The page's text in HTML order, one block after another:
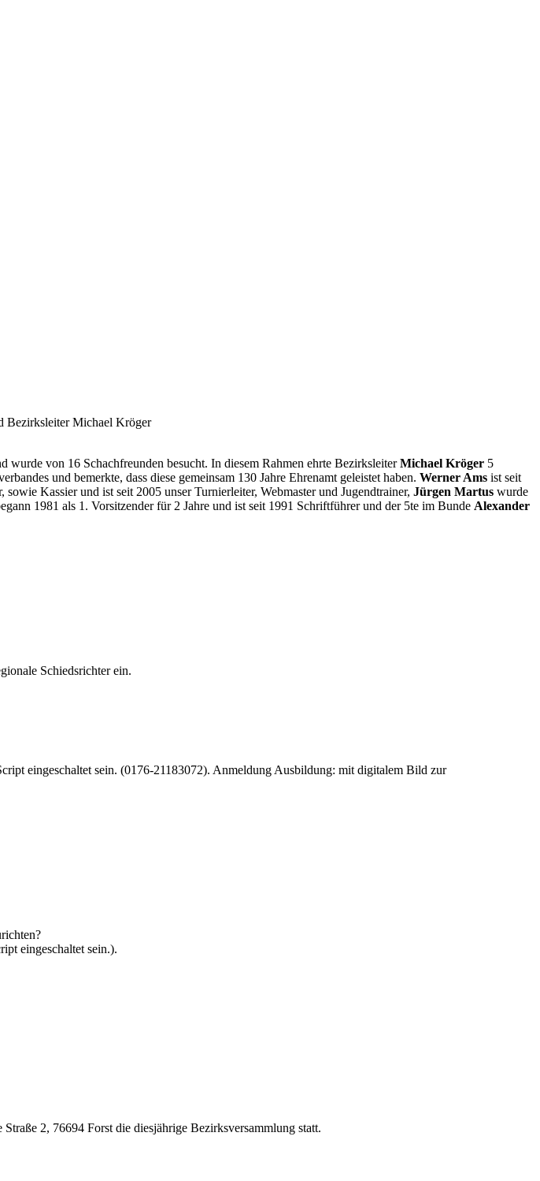
Bezirksleiter Michael Kröger
von 16 Schachfreunden besucht. In diesem Rahmen ehrte BezirksleiterMichael Kröger 5
und bemerkte, dass diese gemeinsam 130 Jahre Ehrenamt geleistet haben. Werner Ams ist seit
sowie Kassier und ist seit 2005 unser Turnierleiter, Webmaster und Jugendtrainer, Jürgen Martus wurde
1981 als 1. Vorsitzender für 2 Jahre und ist seit 1991 Schriftführer und der 5te im Bunde Alexander
Schiedsrichter ein.
eingeschaltet sein. (0176-21183072). Anmeldung Ausbildung: mit digitalem Bild zur
eingeschaltet sein.).
2, 76694 Forst die diesjährige Bezirksversammlung statt.